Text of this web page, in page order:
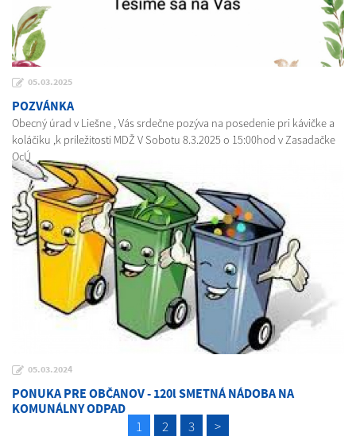
05.03.2025
POZVÁNKA
Obecný úrad v Liešne , Vás srdečne pozýva na posedenie pri kávičke a
koláčiku ,k príležitosti MDŽ V Sobotu 8.3.2025 o 15:00hod v Zasadačke
OcÚ
05.03.2024
PONUKA PRE OBČANOV - 120l SMETNÁ NÁDOBA NA
KOMUNÁLNY ODPAD
1 2 3 >